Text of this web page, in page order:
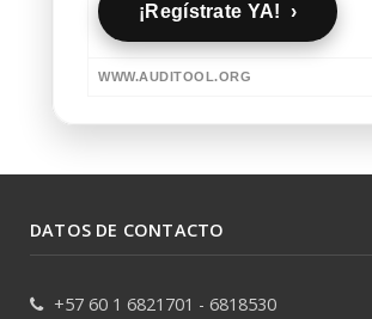
¡Regístrate YA! ›
WWW.AUDITOOL.ORG
DATOS DE CONTACTO
+57 60 1 6821701 - 6818530